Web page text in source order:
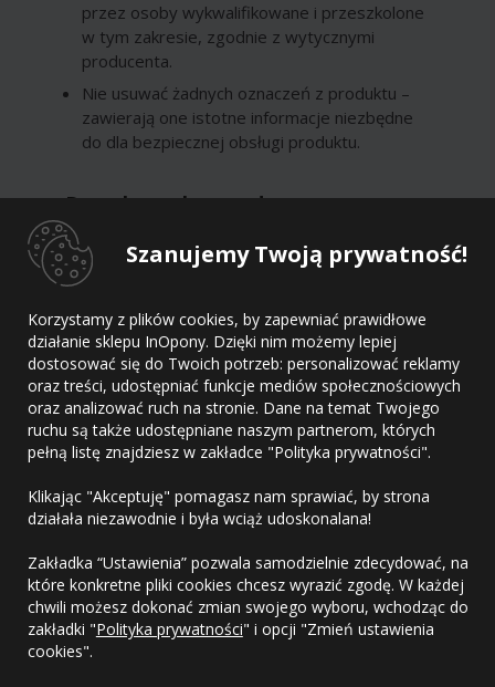
Szanujemy Twoją prywatność!
Korzystamy z plików cookies, by zapewniać prawidłowe
działanie sklepu InOpony. Dzięki nim możemy lepiej
dostosować się do Twoich potrzeb: personalizować reklamy
oraz treści, udostępniać funkcje mediów społecznościowych
oraz analizować ruch na stronie. Dane na temat Twojego
ruchu są także udostępniane naszym partnerom, których
pełną listę znajdziesz w zakładce "Polityka prywatności".
Klikając "Akceptuję" pomagasz nam sprawiać, by strona
działała niezawodnie i była wciąż udoskonalana!
Zakładka “Ustawienia” pozwala samodzielnie zdecydować, na
które konkretne pliki cookies chcesz wyrazić zgodę. W każdej
chwili możesz dokonać zmian swojego wyboru, wchodząc do
zakładki "Polityka prywatności" i opcji "Zmień ustawienia
cookies".
przez osoby wykwalifikowane i przeszkolone
w tym zakresie, zgodnie z wytycznymi
producenta.
Nie usuwać żadnych oznaczeń z produktu –
zawierają one istotne informacje niezbędne
do dla bezpiecznej obsługi produktu.
Dane kontaktowe dostawcy
Dostawca
Adres
E-mail
Telefon
Regulamin
Polityka prywatności